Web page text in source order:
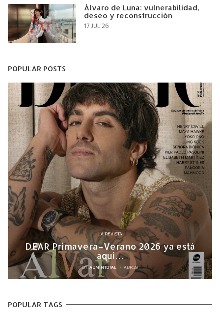
Álvaro de Luna: vulnerabilidad,
deseo y reconstrucción
17 JUL 26
POPULAR POSTS
LA REVISTA
DEAR Primavera–Verano 2026 ya está
aquí…
BYADMINTOTAL ABR 29
POPULAR TAGS